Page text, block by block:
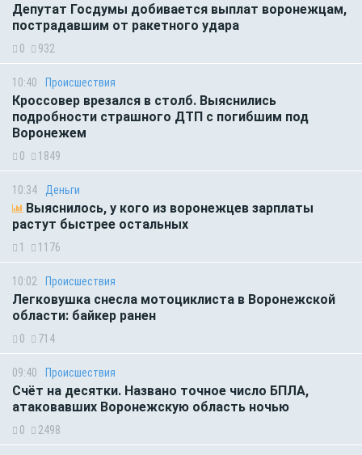
Депутат Госдумы добивается выплат воронежцам,
пострадавшим от ракетного удара
0 932
10:40 Происшествия
Кроссовер врезался в столб. Выяснились
подробности страшного ДТП с погибшим под
Воронежем
0 1849
10:34 Деньги
Выяснилось, у кого из воронежцев зарплаты
растут быстрее остальных
1 1176
10:02 Происшествия
Легковушка снесла мотоциклиста в Воронежской
области: байкер ранен
0 714
09:40 Происшествия
Счёт на десятки. Названо точное число БПЛА,
атаковавших Воронежскую область ночью
0 2498